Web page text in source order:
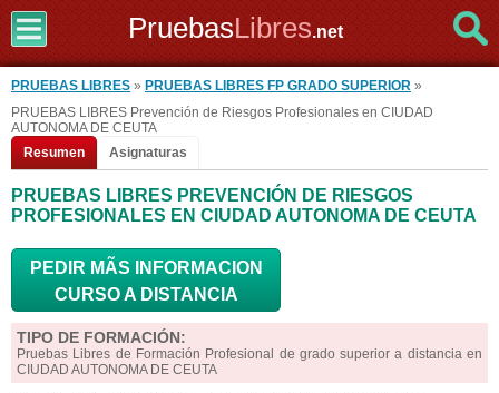
PruebasLibres.net
PRUEBAS LIBRES » PRUEBAS LIBRES FP GRADO SUPERIOR »
PRUEBAS LIBRES Prevención de Riesgos Profesionales en CIUDAD
AUTONOMA DE CEUTA
Resumen
Asignaturas
PRUEBAS LIBRES PREVENCIÓN DE RIESGOS
PROFESIONALES EN CIUDAD AUTONOMA DE CEUTA
PEDIR MÃS INFORMACION
CURSO A DISTANCIA
TIPO DE FORMACIÓN:
Pruebas Libres de Formación Profesional de grado superior a distancia en
CIUDAD AUTONOMA DE CEUTA